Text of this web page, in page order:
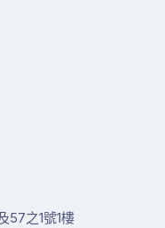
57之1號1樓